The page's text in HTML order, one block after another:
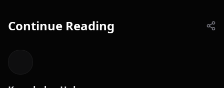
Continue Reading